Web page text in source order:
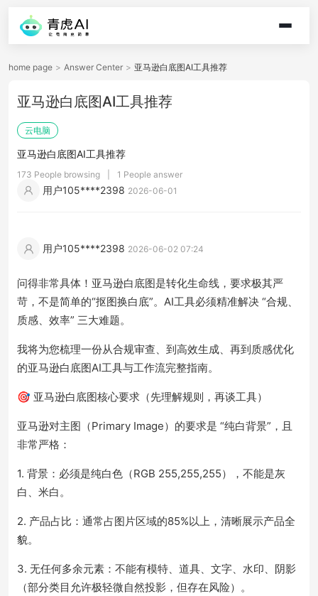
home page > Answer Center > 亚马逊白底图AI工具推荐
亚马逊白底图AI工具推荐
云电脑
亚马逊白底图AI工具推荐
173 People browsing 1 People answer
用户105****2398 2026-06-01
用户105****2398 2026-06-02 07:24
问得非常具体！亚马逊白底图是转化生命线，要求极其严
苛，不是简单的“抠图换白底”。AI工具必须精准解决 “合规、
质感、效率” 三大难题。
我将为您梳理一份从合规审查、到高效生成、再到质感优化
的亚马逊白底图AI工具与工作流完整指南。
🎯 亚马逊白底图核心要求（先理解规则，再谈工具）
亚马逊对主图（Primary Image）的要求是 “纯白背景”，且
非常严格：
1. 背景：必须是纯白色（RGB 255,255,255），不能是灰
白、米白。
2. 产品占比：通常占图片区域的85%以上，清晰展示产品全
貌。
3. 无任何多余元素：不能有模特、道具、文字、水印、阴影
（部分类目允许极轻微自然投影，但存在风险）。